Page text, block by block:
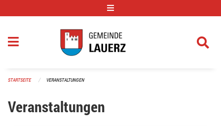
STARTSEITE VERANSTALTUNGEN
Veranstaltungen